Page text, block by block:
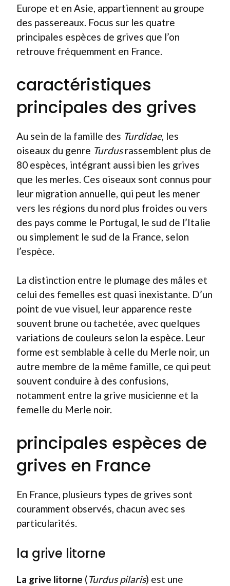
Europe et en Asie, appartiennent au groupe
des passereaux. Focus sur les quatre
principales espèces de grives que l’on
retrouve fréquemment en France.
caractéristiques
principales des grives
Au sein de la famille des Turdidae, les
oiseaux du genre Turdusrassemblent plus de
80 espèces, intégrant aussi bien les grives
que les merles. Ces oiseaux sont connus pour
leur migration annuelle, qui peut les mener
vers les régions du nord plus froides ou vers
des pays comme le Portugal, le sud de l’Italie
ou simplement le sud de la France, selon
l’espèce.
La distinction entre le plumage des mâles et
celui des femelles est quasi inexistante. D’un
point de vue visuel, leur apparence reste
souvent brune ou tachetée, avec quelques
variations de couleurs selon la espèce. Leur
forme est semblable à celle du Merle noir, un
autre membre de la même famille, ce qui peut
souvent conduire à des confusions,
notamment entre la grive musicienne et la
femelle du Merle noir.
principales espèces de
grives en France
En France, plusieurs types de grives sont
couramment observés, chacun avec ses
particularités.
la grive litorne
La grive litorne (Turdus pilaris) est une